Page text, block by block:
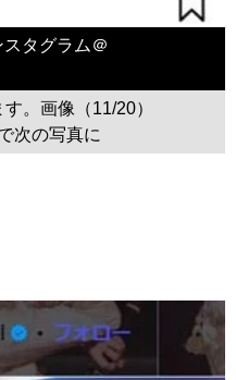
タグラム＠
。画像（11/20）
次の写真に